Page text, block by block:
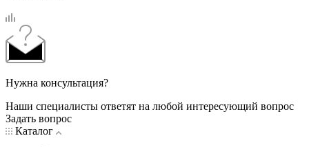
Нужна консультация?
Наши специалисты ответят на любой интересующий вопрос
Задать вопрос
Каталог